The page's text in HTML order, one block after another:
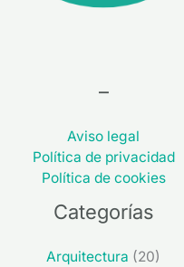
–
Aviso legal
Política de privacidad
Política de cookies
Categorías
Arquitectura (20)